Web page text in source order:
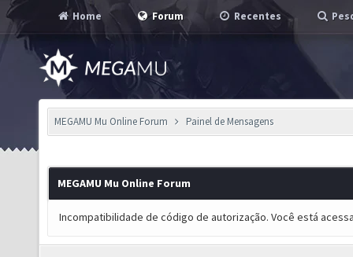
Home Forum Recentes
MEGAMU Mu Online Forum Painel de Mensagens
MEGAMU Mu Online Forum
Incompatibilidade de código de autorização. Você está